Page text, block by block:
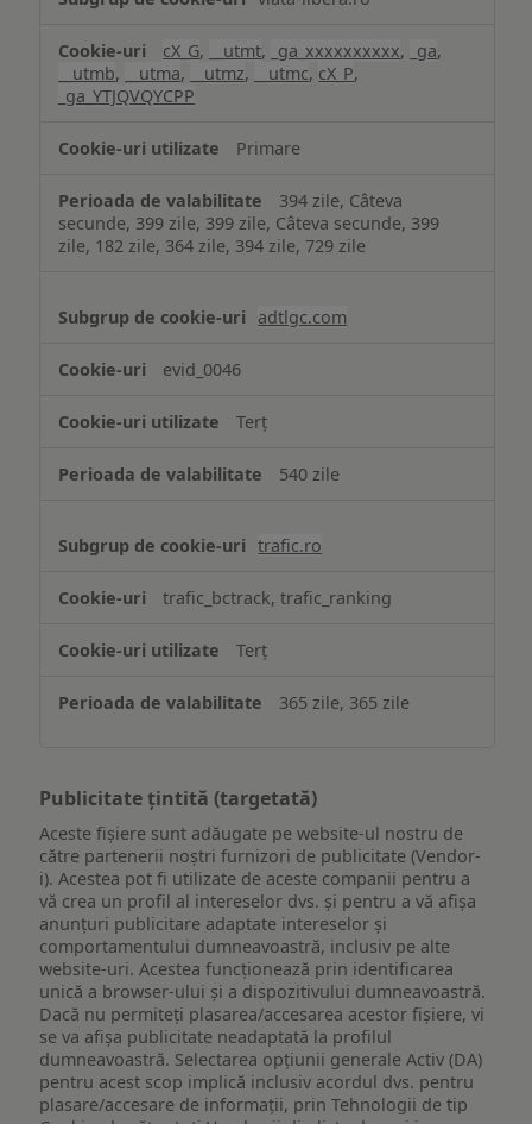
cX_G, __utmt, _ga_xxxxxxxxxx, _ga,
__utmb, __utma, __utmz, __utmc, cX_P,
_ga_YTJQVQYCPP
Primare
394 zile, Câteva
secunde, 399 zile, 399 zile, Câteva secunde, 399
zile, 182 zile, 364 zile, 394 zile, 729 zile
adtlgc.com
evid_0046
Terț
540 zile
trafic.ro
trafic_bctrack, trafic_ranking
Terț
365 zile, 365 zile
Publicitate țintită (targetată)
Aceste fișiere sunt adăugate pe website-ul nostru de
către partenerii noștri furnizori de publicitate (Vendor-
i). Acestea pot fi utilizate de aceste companii pentru a
vă crea un profil al intereselor dvs. și pentru a vă afișa
anunțuri publicitare adaptate intereselor și
comportamentului dumneavoastră, inclusiv pe alte
website-uri. Acestea funcționează prin identificarea
unică a browser-ului și a dispozitivului dumneavoastră.
Dacă nu permiteți plasarea/accesarea acestor fișiere, vi
se va afișa publicitate neadaptată la profilul
dumneavoastră. Selectarea opțiunii generale Activ (DA)
pentru acest scop implică inclusiv acordul dvs. pentru
plasare/accesare de informații, prin Tehnologii de tip